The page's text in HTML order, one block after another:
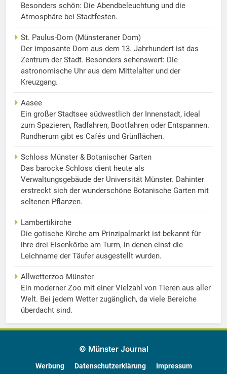
Besonders schön: Die Abendbeleuchtung und die
Atmosphäre bei Stadtfesten.
St. Paulus-Dom (Münsteraner Dom)
Der imposante Dom aus dem 13. Jahrhundert ist das
Zentrum der Stadt. Besonders sehenswert: Die
astronomische Uhr aus dem Mittelalter und der
Kreuzgang.
Aasee
Ein großer Stadtsee südwestlich der Innenstadt, ideal
zum Spazieren, Radfahren, Bootfahren oder Entspannen.
Rundherum gibt es Cafés und Grünflächen.
Schloss Münster & Botanischer Garten
Das barocke Schloss dient heute als
Verwaltungsgebäude der Universität Münster. Dahinter
erstreckt sich der wunderschöne Botanische Garten mit
seltenen Pflanzen.
Lambertikirche
Die gotische Kirche am Prinzipalmarkt ist bekannt für
ihre drei Eisenkörbe am Turm, in denen einst die
Leichname der Täufer ausgestellt wurden.
Allwetterzoo Münster
Ein moderner Zoo mit einer Vielzahl von Tieren aus aller
Welt. Bei jedem Wetter zugänglich, da viele Bereiche
überdacht sind.
© Münster Journal
Werbung Datenschutzerklärung Impressum